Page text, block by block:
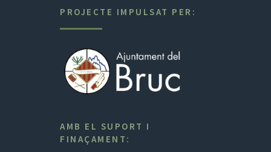
PROJECTE IMPULSAT PER:
AMB EL SUPORT I
FINAÇAMENT: